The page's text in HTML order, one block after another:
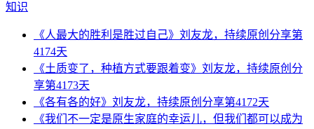
知识
《人最大的胜利是胜过自己》刘友龙，持续原创分享第
4174天
《土质变了，种植方式要跟着变》刘友龙，持续原创分
享第4173天
《各有各的好》刘友龙，持续原创分享第4172天
《我们不一定是原生家庭的幸运儿，但我们都可以成为